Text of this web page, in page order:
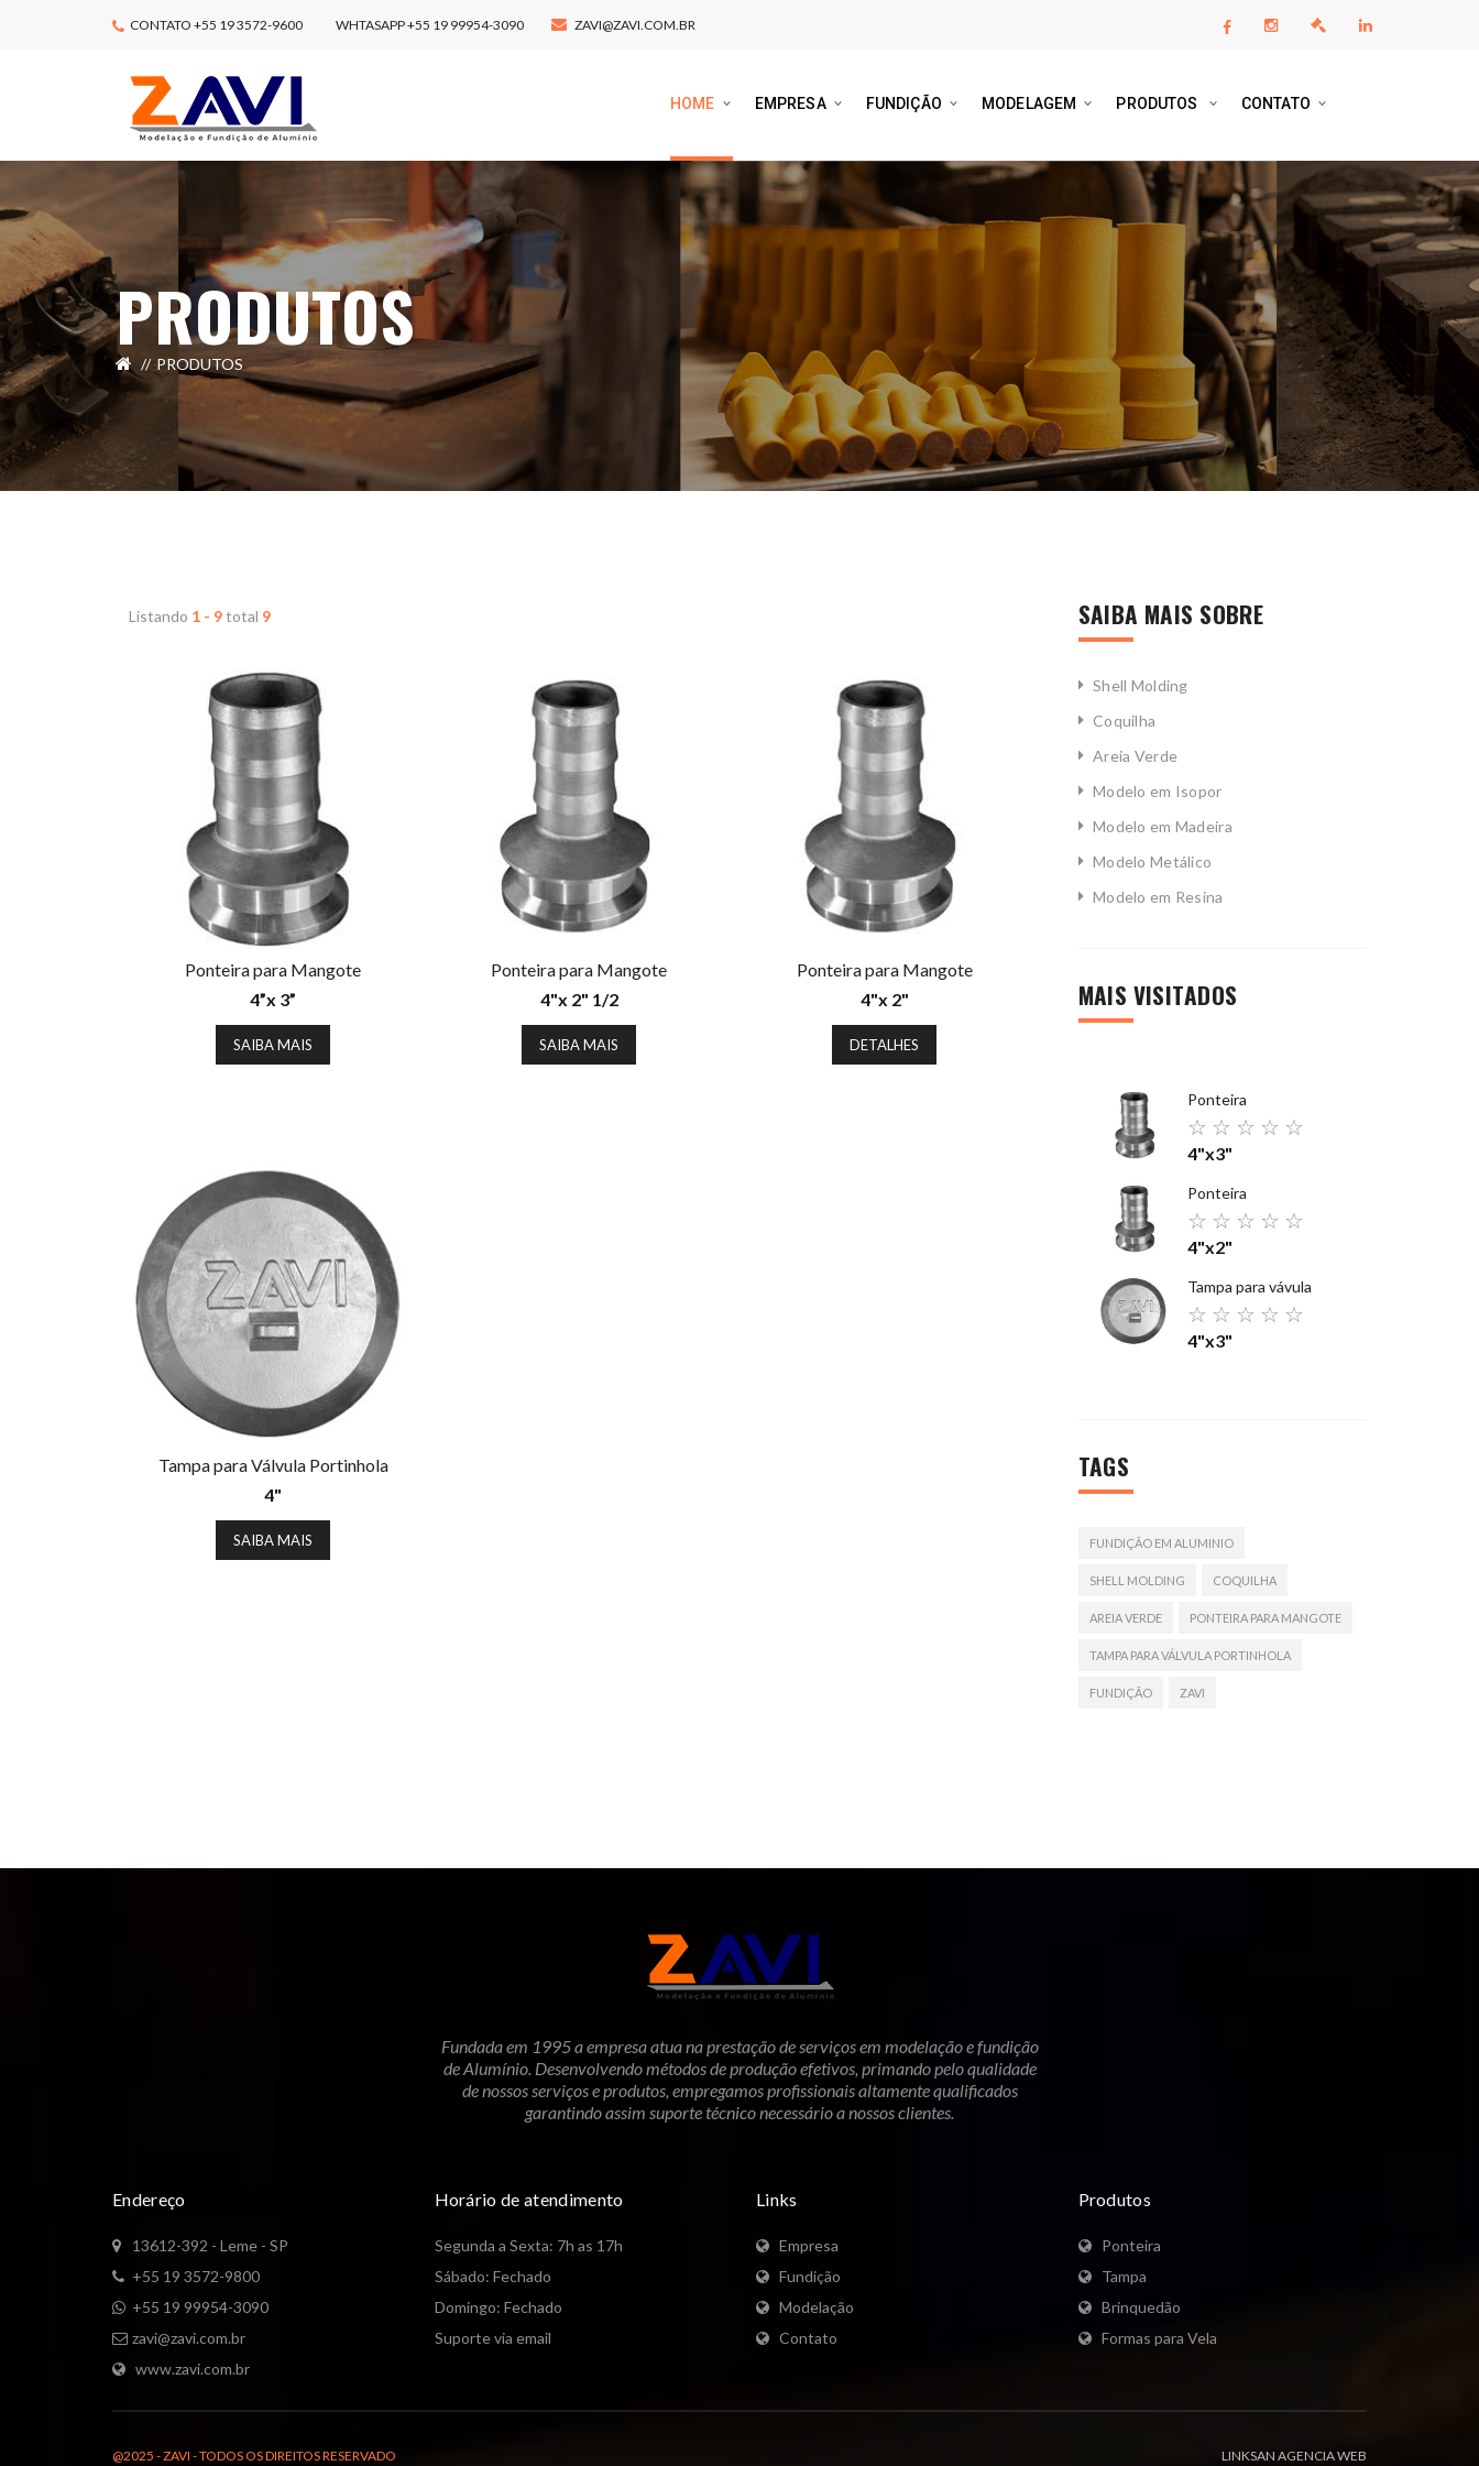
CONTATO +55 19 3572-9600 WHTASAPP +55 19 99954-3090 ZAVI@ZAVI.COM.BR
HOME EMPRESA FUNDIÇÃO MODELAGEM PRODUTOS CONTATO
PRODUTOS
PRODUTOS
Listando 1 - 9total 9
Ponteira para Mangote
4”x 3”
SAIBA MAIS
Ponteira para Mangote
4"x 2" 1/2
SAIBA MAIS
Ponteira para Mangote
4"x 2"
DETALHES
Tampa para Válvula Portinhola
4"
SAIBA MAIS
SAIBA MAIS SOBRE
Shell Molding
Coquilha
Areia Verde
Modelo em Isopor
Modelo em Madeira
Modelo Metálico
Modelo em Resina
MAIS VISITADOS
Ponteira
☆ ☆ ☆ ☆ ☆
4"x3"
Ponteira
☆ ☆ ☆ ☆ ☆
4"x2"
Tampa para vávula
☆ ☆ ☆ ☆ ☆
4"x3"
TAGS
FUNDIÇÃO EM ALUMINIO
SHELL MOLDING COQUILHA
AREIA VERDE PONTEIRA PARA MANGOTE
TAMPA PARA VÁLVULA PORTINHOLA
FUNDIÇÃO ZAVI
Fundada em 1995 a empresa atua na prestação de serviços em modelação e fundição
de Alumínio. Desenvolvendo métodos de produção efetivos, primando pelo qualidade
de nossos serviços e produtos, empregamos profissionais altamente qualificados
garantindo assim suporte técnico necessário a nossos clientes.
Endereço
13612-392 - Leme - SP
+55 19 3572-9800
+55 19 99954-3090
zavi@zavi.com.br
www.zavi.com.br
Horário de atendimento
Segunda a Sexta: 7h as 17h
Sábado: Fechado
Domingo: Fechado
Suporte via email
Links
Empresa
Fundição
Modelação
Contato
Produtos
Ponteira
Tampa
Brinquedão
Formas para Vela
@2025 - ZAVI - TODOS OS DIREITOS RESERVADO LINKSAN AGENCIA WEB